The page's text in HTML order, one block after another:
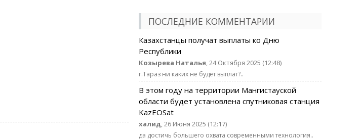
ПОСЛЕДНИЕ КОММЕНТАРИИ
Казахстанцы получат выплаты ко Дню
Республики
Козырева Наталья, 24 Октября 2025 (12:48)
г.Тараз ни каких не будет выплат?..
В этом году на территории Мангистауской
области будет установлена спутниковая станция
KazEOSat
халид, 26 Июня 2025 (12:17)
да достичь большего охвата современными технология..